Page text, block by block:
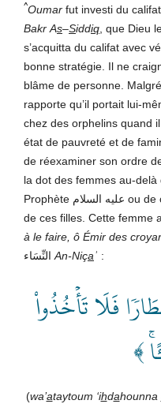
^Oumar fut investi du
Bakr As–Siddiq , que Dieu
s’acquitta du califat avec
bonne stratégie. Il ne
blâme de personne.
rapporte qu’il portait lui-
chez des orphelins quand
état de pauvreté et de
de réexaminer son ordre
la dot des femmes au-delà
Prophète عليه السلام ou de ce qui avait été accordé à l’une
de ces filles. Cette femme
à le faire, ô Émir des
النِّسَاء An-Niçaʾ :
فَلَا تَأۡخُذُواْ
﴾
(wa’ataytoum ‘ihdahounna